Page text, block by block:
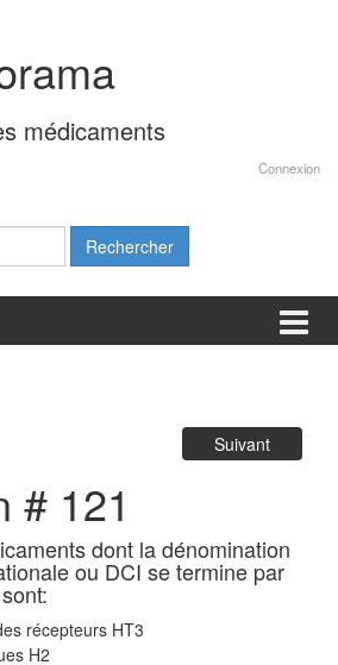
médicaments
Connexion
Suivant
# 121
dont la dénomination
ou DCI se termine par
récepteurs HT3
H2